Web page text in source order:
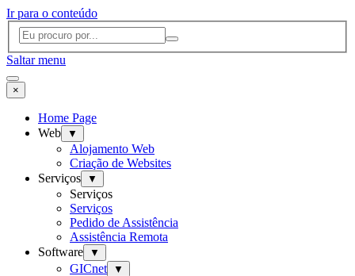
Ir para o conteúdo
Saltar menu
×
Home Page
Web
▼
Alojamento Web
Criação de Websites
Serviços
▼
Serviços
Serviços
Pedido de Assistência
Assistência Remota
Software
▼
GICnet ▼